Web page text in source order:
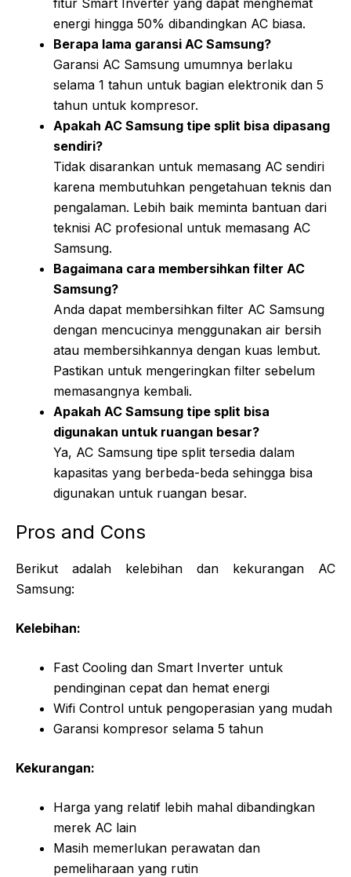
energi hingga 50% dibandingkan AC biasa.
Berapa lama garansi AC Samsung?
Garansi AC Samsung umumnya berlaku
selama 1 tahun untuk bagian elektronik dan 5
tahun untuk kompresor.
Apakah AC Samsung tipe split bisa dipasang
sendiri?
Tidak disarankan untuk memasang AC sendiri
karena membutuhkan pengetahuan teknis dan
pengalaman. Lebih baik meminta bantuan dari
teknisi AC profesional untuk memasang AC
Samsung.
Bagaimana cara membersihkan filter AC
Samsung?
Anda dapat membersihkan filter AC Samsung
dengan mencucinya menggunakan air bersih
atau membersihkannya dengan kuas lembut.
Pastikan untuk mengeringkan filter sebelum
memasangnya kembali.
Apakah AC Samsung tipe split bisa
digunakan untuk ruangan besar?
Ya, AC Samsung tipe split tersedia dalam
kapasitas yang berbeda-beda sehingga bisa
digunakan untuk ruangan besar.
Pros and Cons
Berikut adalah kelebihan dan kekurangan AC
Samsung:
Kelebihan:
Fast Cooling dan Smart Inverter untuk
pendinginan cepat dan hemat energi
Wifi Control untuk pengoperasian yang mudah
Garansi kompresor selama 5 tahun
Kekurangan:
Harga yang relatif lebih mahal dibandingkan
merek AC lain
Masih memerlukan perawatan dan
pemeliharaan yang rutin